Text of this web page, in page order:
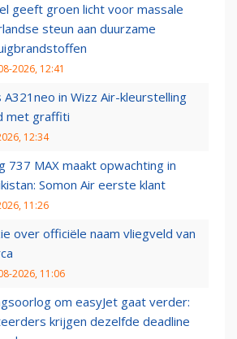
geeft groen licht voor massale
steun aan duurzame
2026, 12:41
A321neo in Wizz Air-kleurstelling
met graffiti
12:34
737 MAX maakt opwachting in
Somon Air eerste klant
11:26
over officiële naam vliegveld van
2026, 11:06
om easyJet gaat verder:
krijgen dezelfde deadline